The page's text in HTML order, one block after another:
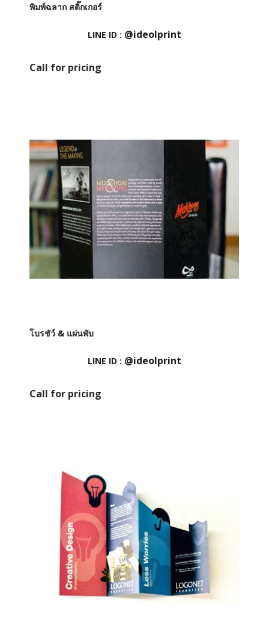
พิมพ์ฉลาก สติ๊กเกอร์
LINE ID : @ideolprint
Call for pricing
โบรชัว์ & แผ่นพับ
LINE ID : @ideolprint
Call for pricing